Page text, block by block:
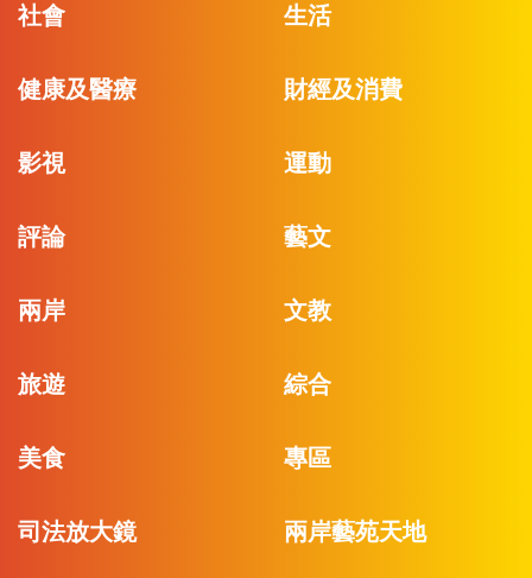
社會 生活
健康及醫療 財經及消費
影視 運動
評論 藝文
兩岸 文教
旅遊 綜合
美食 專區
司法放大鏡 兩岸藝苑天地